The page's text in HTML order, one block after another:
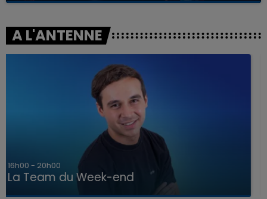
A L'ANTENNE
7h00 - 12h00
La Team du Week-end